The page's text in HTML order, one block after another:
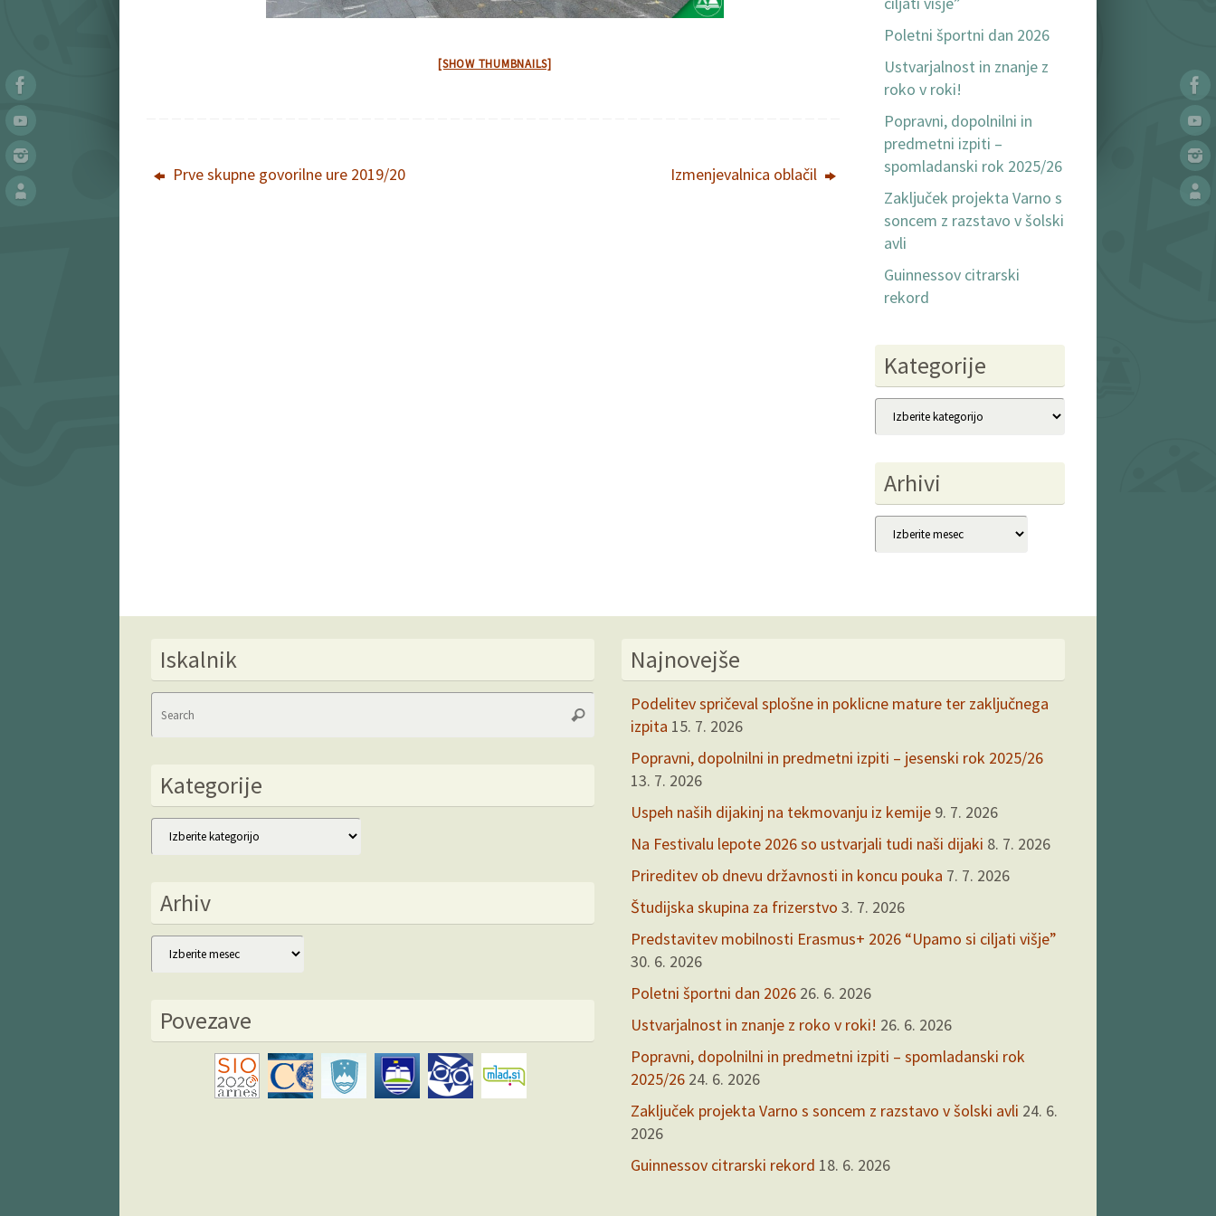
[SHOW THUMBNAILS]
Prve skupne govorilne ure 2019/20 Izmenjevalnica oblačil
Poletni športni dan 2026
Ustvarjalnost in znanje z
roko v roki!
Popravni, dopolnilni in
predmetni izpiti –
spomladanski rok 2025/26
Zaključek projekta Varno s
soncem z razstavo v šolski
avli
Guinnessov citrarski
rekord
Kategorije
Kategorije
Arhivi
Arhivi
Iskalnik
Search
Search
Kategorije
Kategorije
Arhiv
Arhiv
Povezave
Najnovejše
Podelitev spričeval splošne in poklicne mature ter zaključnega
izpita 15. 7. 2026
Popravni, dopolnilni in predmetni izpiti – jesenski rok 2025/26
13. 7. 2026
Uspeh naših dijakinj na tekmovanju iz kemije 9. 7. 2026
Na Festivalu lepote 2026 so ustvarjali tudi naši dijaki 8. 7. 2026
Prireditev ob dnevu državnosti in koncu pouka 7. 7. 2026
Študijska skupina za frizerstvo 3. 7. 2026
Predstavitev mobilnosti Erasmus+ 2026 “Upamo si ciljati višje”
30. 6. 2026
Poletni športni dan 2026 26. 6. 2026
Ustvarjalnost in znanje z roko v roki! 26. 6. 2026
Popravni, dopolnilni in predmetni izpiti – spomladanski rok
2025/26 24. 6. 2026
Zaključek projekta Varno s soncem z razstavo v šolski avli 24. 6.
2026
Guinnessov citrarski rekord 18. 6. 2026